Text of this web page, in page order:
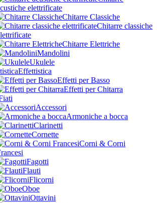
elettrificate
Chitarre Classiche
Chitarre classiche
Chitarre Elettriche
Mandolini
Ukulele
Effettistica
Effetti per Basso
Effetti per Chitarra
Accessori
Armoniche a bocca
Clarinetti
Cornette
Corni & Corni
Fagotti
Flauti
Flicorni
Oboe
Ottavini